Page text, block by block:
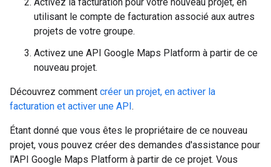
utilisant le compte de facturation associé aux autres
projets de votre groupe.
Activez une API Google Maps Platform à partir de ce
nouveau projet.
Découvrez comment créer un projet, en activer la
facturation et activer une API.
Étant donné que vous êtes le propriétaire de ce nouveau
projet, vous pouvez créer des demandes d'assistance pour
l'API Google Maps Platform à partir de ce projet. Vous